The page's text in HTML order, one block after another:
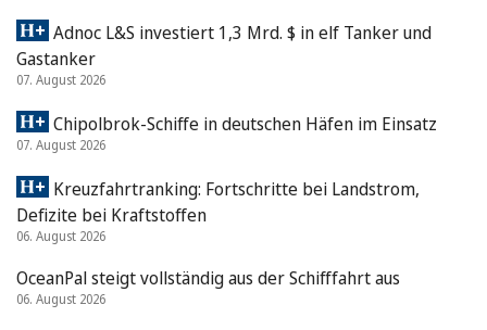
Adnoc L&S investiert 1,3 Mrd. $ in elf Tanker und
Gastanker
07. August 2026
Chipolbrok-Schiffe in deutschen Häfen im Einsatz
07. August 2026
Kreuzfahrtranking: Fortschritte bei Landstrom,
Defizite bei Kraftstoffen
06. August 2026
OceanPal steigt vollständig aus der Schifffahrt aus
06. August 2026